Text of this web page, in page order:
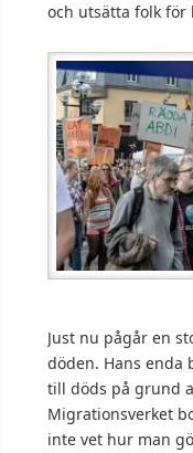
och utsätta folk för
Just nu pågår en
döden. Hans enda
till döds på grund
Migrationsverket
inte vet hur man